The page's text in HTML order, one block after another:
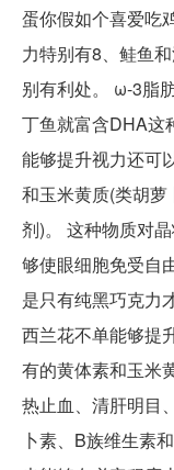
蛋你假如个喜爱吃
力特别有8、鲑鱼
别有利处。 ω-3脂
丁鱼就富含DHA这
能够提升视力还可
和玉米黄质(类胡
剂)。 这种物质对
够使眼细胞免受自
是只有纯黑巧克力
西兰花不单能够提
有的黄体素和玉米
热止血、清肝明目
卜素、B族维生素